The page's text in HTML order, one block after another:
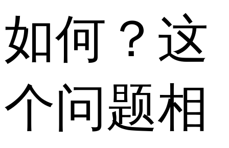
如何？这
个问题相